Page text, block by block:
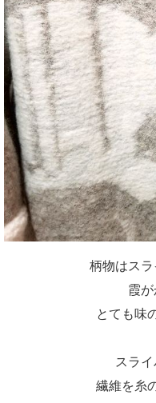
柄物はス
霞
とても味
スラ
繊維を糸